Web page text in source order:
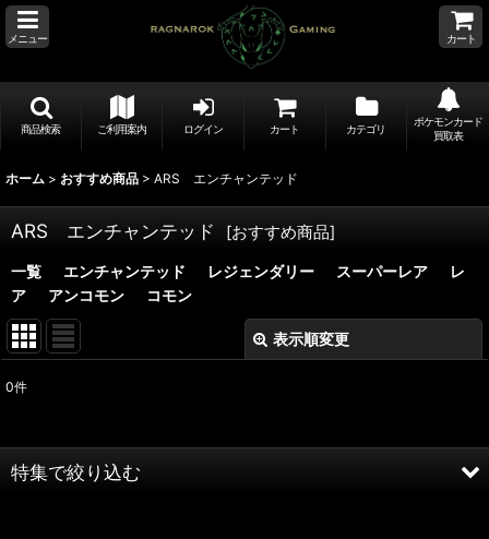
メニュー カート
商品検索 ご利用案内 ログイン カート カテゴリ
ポケモンカード
買取表
ホーム > おすすめ商品 > ARS エンチャンテッド
ARS エンチャンテッド [おすすめ商品]
一覧 エンチャンテッド レジェンダリー スーパーレア
レ
ア
アンコモン コモン
表示順変更
並び順 :
0件
特集で絞り込む